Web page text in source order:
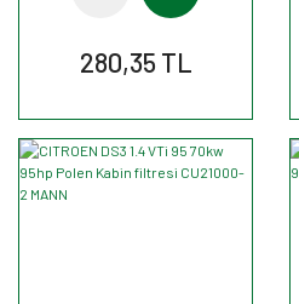
280,35 TL